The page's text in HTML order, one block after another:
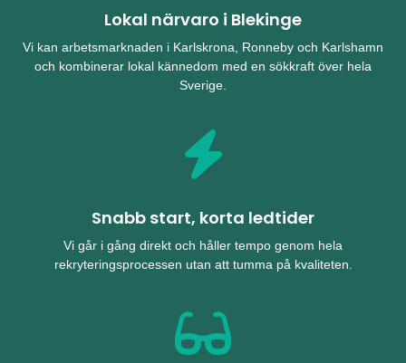
Lokal närvaro i Blekinge
Vi kan arbetsmarknaden i Karlskrona, Ronneby och Karlshamn
och kombinerar lokal kännedom med en sökkraft över hela
Sverige.
Snabb start, korta ledtider
Vi går i gång direkt och håller tempo genom hela
rekryteringsprocessen utan att tumma på kvaliteten.